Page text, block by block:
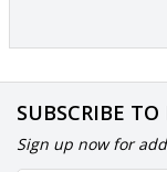
SUBSCRIBE
Sign up now for